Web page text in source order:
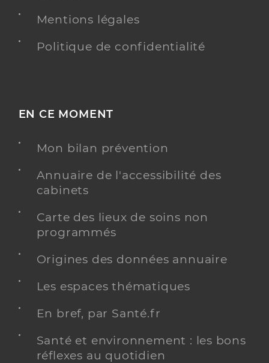
Mentions légales
Politique de confidentialité
EN CE MOMENT
Mon bilan prévention
Annuaire de l'accessibilité des
cabinets
Carte des lieux de soins non
programmés
Origines des données annuaire
Les espaces thématiques
En bref, par Santé.fr
Santé et environnement : les bons
réflexes au quotidien